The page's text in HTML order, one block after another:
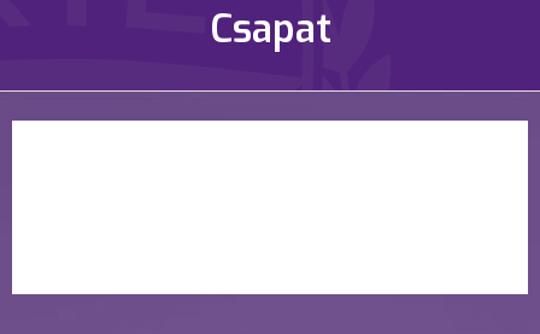
Csapat